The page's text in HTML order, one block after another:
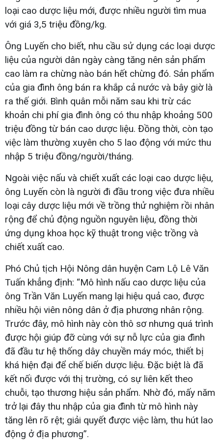
loại cao dược liệu mới, được nhiều người tìm mua
với giá 3,5 triệu đồng/kg.
Ông Luyến cho biết, nhu cầu sử dụng các loại dược
liệu của người dân ngày càng tăng nên sản phẩm
cao làm ra chừng nào bán hết chừng đó. Sản phẩm
của gia đình ông bán ra khắp cả nước và bây giờ là
ra thế giới. Bình quân mỗi năm sau khi trừ các
khoản chi phí gia đình ông có thu nhập khoảng 500
triệu đồng từ bán cao dược liệu. Đồng thời, còn tạo
việc làm thường xuyên cho 5 lao động với mức thu
nhập 5 triệu đồng/người/tháng.
Ngoài việc nấu và chiết xuất các loại cao dược liệu,
ông Luyến còn là người đi đầu trong việc đưa nhiều
loại cây dược liệu mới về trồng thử nghiệm rồi nhân
rộng để chủ động nguồn nguyên liệu, đồng thời
ứng dụng khoa học kỹ thuật trong việc trồng và
chiết xuất cao.
Phó Chủ tịch Hội Nông dân huyện Cam Lộ Lê Văn
Tuấn khẳng định: “Mô hình nấu cao dược liệu của
ông Trần Văn Luyến mang lại hiệu quả cao, được
nhiều hội viên nông dân ở địa phương nhân rộng.
Trước đây, mô hình này còn thô sơ nhưng quá trình
được hội giúp đỡ cùng với sự nỗ lực của gia đình
đã đầu tư hệ thống dây chuyền máy móc, thiết bị
khá hiện đại để chế biến dược liệu. Đặc biệt là đã
kết nối được với thị trường, có sự liên kết theo
chuỗi, tạo thương hiệu sản phẩm. Nhờ đó, mấy năm
trở lại đây thu nhập của gia đình từ mô hình này
tăng lên rõ rệt; giải quyết được việc làm, thu hút lao
động ở địa phương”.